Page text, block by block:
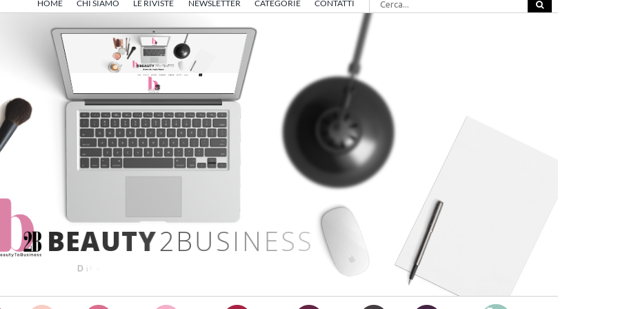
HOME CHI SIAMO LE RIVISTE NEWSLETTER CATEGORIE CONTATTI
per:
BEAUTY2BUSIN ESS
D i